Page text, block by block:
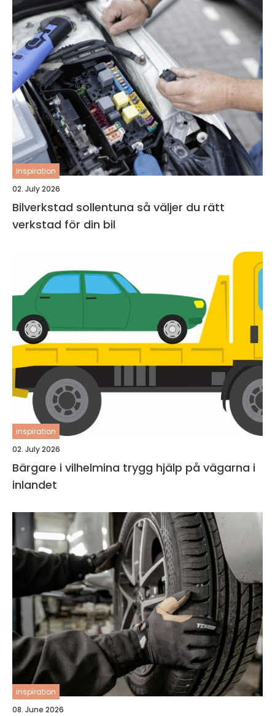
inspiration
02. July 2026
Bilverkstad sollentuna så väljer du rätt
verkstad för din bil
inspiration
02. July 2026
Bärgare i vilhelmina trygg hjälp på vägarna i
inlandet
inspiration
08. June 2026